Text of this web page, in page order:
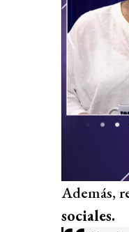
Además,
sociales.